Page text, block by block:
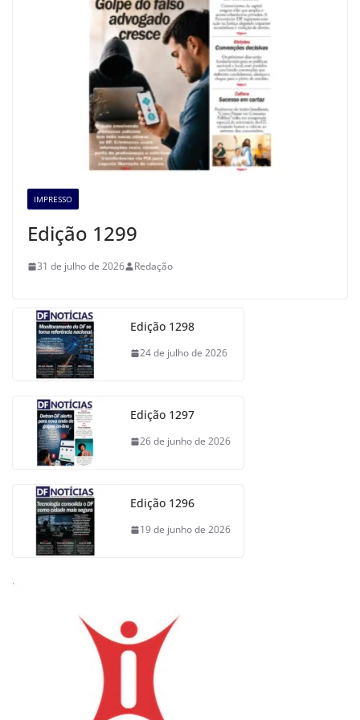
IMPRESSO
Edição 1299
31 de julho de 2026 Redação
Edição 1298
24 de julho de 2026
Edição 1297
26 de junho de 2026
Edição 1296
19 de junho de 2026